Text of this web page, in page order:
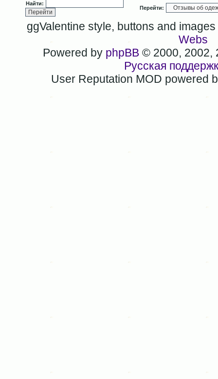
Найти:
Перейти:
ggValentine style, buttons and
Webs
Powered by phpBB © 2000, 2002,
Русская
User Reputation MOD powered